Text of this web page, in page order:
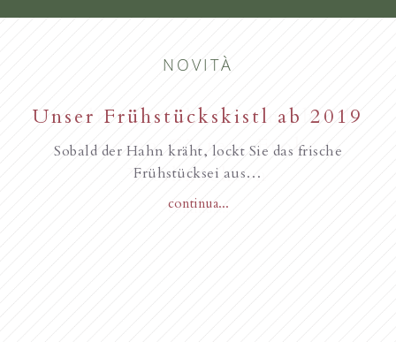
NOVITÀ
Familie Gurschler wünscht all
unseren Gästen, Frohe
Weihnachten
Unser Frühstückskistl ab 2019
Sobald der Hahn kräht, lockt Sie das frische
Frühstücksei aus…
continua...